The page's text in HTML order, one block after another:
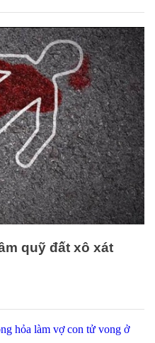
quỹ đất xô xát